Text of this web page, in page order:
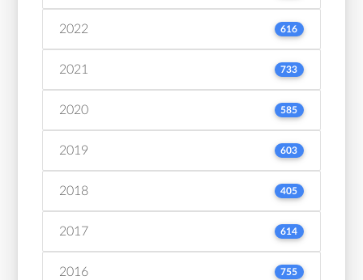
2022 616
2021 733
2020 585
2019 603
2018 405
2017 614
2016 755